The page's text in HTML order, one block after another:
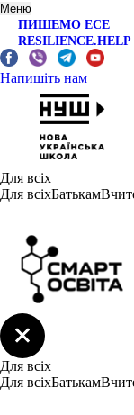
Меню
ПИШЕМО ЕСЕ
RESILIENCE.HELP
Напишіть нам
Для всіх
Для всіхБатькам
Для всіх
Для всіхБатькам